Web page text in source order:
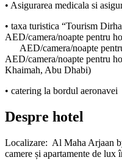
• Asigurarea medicala si
• taxa turistica “Tourism
AED/camera/noapte pentru
AED/camera/noapte
AED/camera/noapte pentru
Khaimah, Abu Dhabi)
• catering la bordul aeronavei
Despre hotel
Localizare: Al Maha Arjaan
camere și apartamente de